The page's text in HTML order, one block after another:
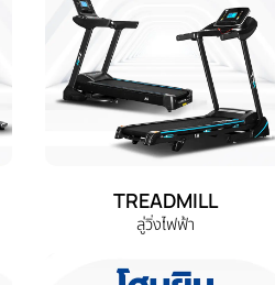
TREADMILL
ลู่วิ่งไฟฟ้า